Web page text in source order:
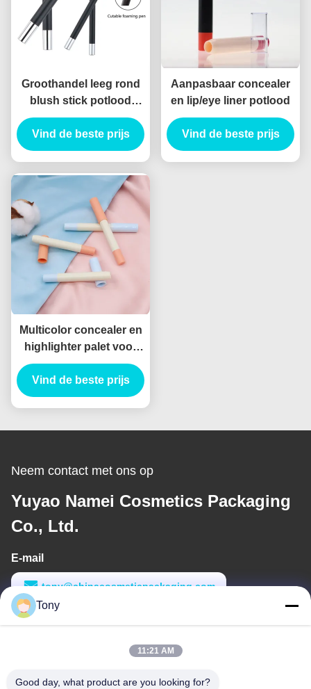
Groothandel leeg rond
blush stick potlood
lippenstift oogschaduw
contour concealer buis
verpakking
Vind de beste prijs
Aanpasbaar concealer
en lip/eye liner potlood
Vind de beste prijs
Multicolor concealer en
highlighter palet voor
alle huidtypen
Vind de beste prijs
Neem contact met ons op
Yuyao Namei Cosmetics Packaging
Co., Ltd.
E-mail
tony@chinacosmeticpackaging.com
Werktijd
Tony
11:21 AM
Good day, what product are you looking for?